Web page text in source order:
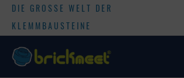
DIE GROSSE WELT DER
KLEMMBAUSTEINE